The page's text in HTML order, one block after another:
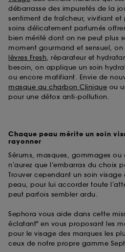
débarrasse des impuretés de la
sentiment de fraîcheur, vivifiant et
soins délicatement parfumés
bien mérité dont on ne peut plus
moment gourmand et sensuel,
lèvres Fresh, réparateur et
besoin, on applique un soin
ou encore matifiant. Envie de
masque au charbon Clinique ou
pour une détox anti-pollution.
Chaque peau mérite un soin
rayonner
Sérums, masques, gommages ou
n’aurez que l’embarras du choix
Trouver cependant un soin
peau, pour lui accorder toute
peut parfois sembler ardu.
Sephora vous aide dans cette
éclatant" en vous proposant les
pour le visage des marques les
ceux de notre propre gamme